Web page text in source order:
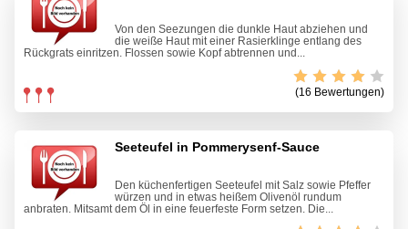
Von den Seezungen die dunkle Haut abziehen und
die weiße Haut mit einer Rasierklinge entlang des
Rückgrats einritzen. Flossen sowie Kopf abtrennen und...
(16 Bewertungen)
Seeteufel in Pommerysenf-Sauce
Den küchenfertigen Seeteufel mit Salz sowie Pfeffer
würzen und in etwas heißem Olivenöl rundum
anbraten. Mitsamt dem Öl in eine feuerfeste Form setzen. Die...